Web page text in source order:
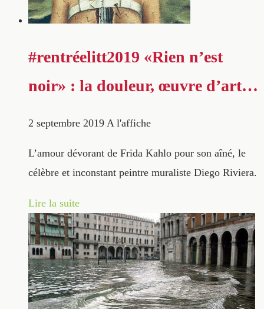
#rentréelitt2019 «Rien n’est
noir» : la douleur, œuvre d’art…
2 septembre 2019 A l'affiche
L’amour dévorant de Frida Kahlo pour son aîné, le
célèbre et inconstant peintre muraliste Diego Riviera.
Lire la suite